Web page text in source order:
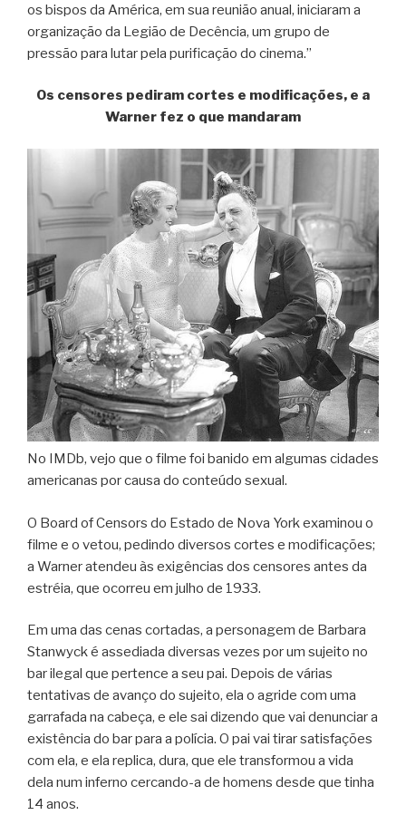
os bispos da América, em sua reunião anual, iniciaram a
organização da Legião de Decência, um grupo de
pressão para lutar pela purificação do cinema.”
Os censores pediram cortes e modificações, e a
Warner fez o que mandaram
No IMDb, vejo que o filme foi banido em algumas cidades
americanas por causa do conteúdo sexual.
O Board of Censors do Estado de Nova York examinou o
filme e o vetou, pedindo diversos cortes e modificações;
a Warner atendeu às exigências dos censores antes da
estréia, que ocorreu em julho de 1933.
Em uma das cenas cortadas, a personagem de Barbara
Stanwyck é assediada diversas vezes por um sujeito no
bar ilegal que pertence a seu pai. Depois de várias
tentativas de avanço do sujeito, ela o agride com uma
garrafada na cabeça, e ele sai dizendo que vai denunciar a
existência do bar para a polícia. O pai vai tirar satisfações
com ela, e ela replica, dura, que ele transformou a vida
dela num inferno cercando-a de homens desde que tinha
14 anos.